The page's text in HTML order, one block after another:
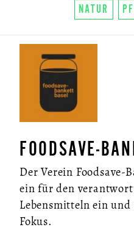
NATUR
FOODSAVE-
Der Verein Foodsave-
ein für den
Lebensmitteln ein
Fokus.